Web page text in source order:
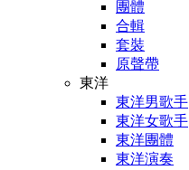
團體
合輯
套裝
原聲帶
東洋
東洋男歌手
東洋女歌手
東洋團體
東洋演奏